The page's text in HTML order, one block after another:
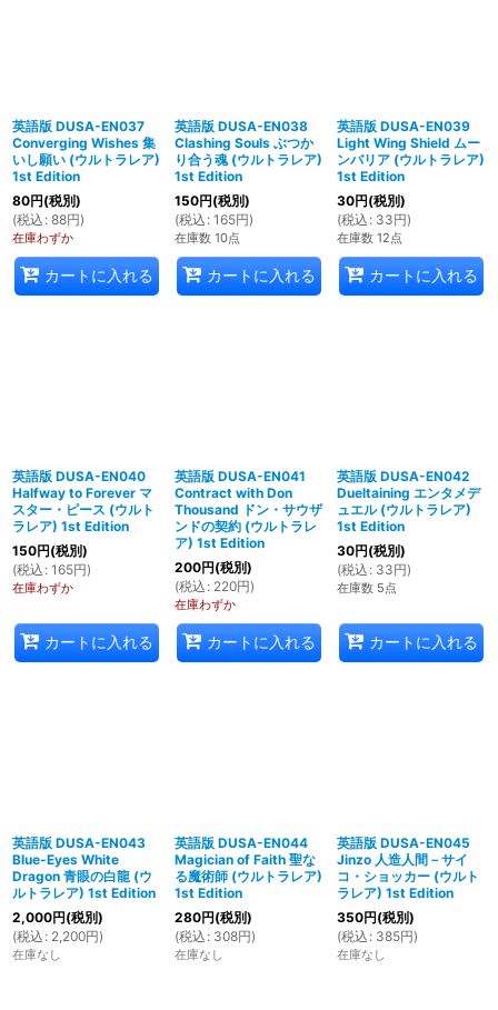
英語版 DUSA-EN037
Converging Wishes 集
いし願い (ウルトラレア)
1st Edition
80円(税別)
(税込 : 88円)
在庫わずか
カートに入れる
英語版 DUSA-EN038
Clashing Souls ぶつか
り合う魂 (ウルトラレア)
1st Edition
150円(税別)
(税込 : 165円)
在庫数 10点
カートに入れる
英語版 DUSA-EN039
Light Wing Shield ムー
ンバリア (ウルトラレア)
1st Edition
30円(税別)
(税込 : 33円)
在庫数 12点
カートに入れる
英語版 DUSA-EN040
Halfway to Forever マ
スター・ピース (ウルト
ラレア) 1st Edition
150円(税別)
(税込 : 165円)
在庫わずか
カートに入れる
英語版 DUSA-EN041
Contract with Don
Thousand ドン・サウザ
ンドの契約 (ウルトラレ
ア) 1st Edition
200円(税別)
(税込 : 220円)
在庫わずか
カートに入れる
英語版 DUSA-EN042
Dueltaining エンタメデ
ュエル (ウルトラレア)
1st Edition
30円(税別)
(税込 : 33円)
在庫数 5点
カートに入れる
英語版 DUSA-EN043
Blue-Eyes White
Dragon 青眼の白龍 (ウ
ルトラレア) 1st Edition
2,000円(税別)
(税込 : 2,200円)
在庫なし
英語版 DUSA-EN044
Magician of Faith 聖な
る魔術師 (ウルトラレア)
1st Edition
280円(税別)
(税込 : 308円)
在庫なし
英語版 DUSA-EN045
Jinzo 人造人間－サイ
コ・ショッカー (ウルト
ラレア) 1st Edition
350円(税別)
(税込 : 385円)
在庫なし